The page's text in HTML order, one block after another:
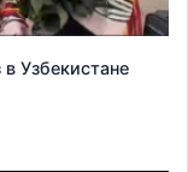
Узбекистане